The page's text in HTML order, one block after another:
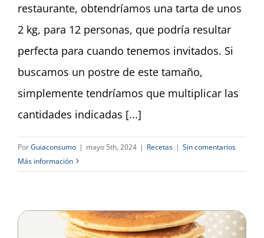
restaurante, obtendríamos una tarta de unos
2 kg, para 12 personas, que podría resultar
perfecta para cuando tenemos invitados. Si
buscamos un postre de este tamaño,
simplemente tendríamos que multiplicar las
cantidades indicadas [...]
PorGuiaconsumo | mayo 5th, 2024 | Recetas | Sin comentarios
Más información